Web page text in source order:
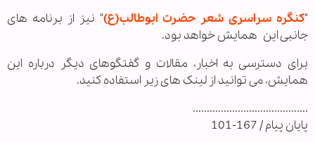
"کنگره سراسری شعر حضرت ابوطالب(ع)" نیز از برنامه های
جانبی این همایش خواهد بود.
برای دسترسی به اخبار، مقالات و گفتگوهای دیگر درباره این
همایش، می توانید از لینک های زیر استفاده کنید.
.........................................
پایان پیام / 167-101